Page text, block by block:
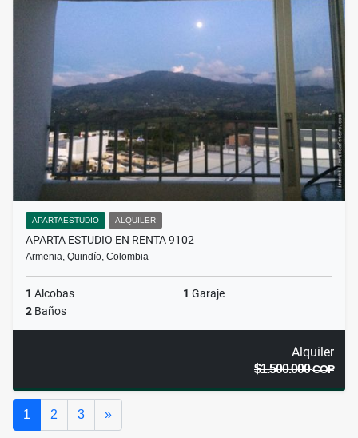
APARTAESTUDIO ALQUILER
APARTA ESTUDIO EN RENTA 9102
Armenia, Quindío, Colombia
1 Alcobas 1 Garaje
2 Baños
Alquiler
$1.500.000COP
1 2 3 »Siguiente